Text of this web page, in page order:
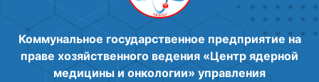
Коммунальное государственное предприятие на
праве хозяйственного ведения «Центр ядерной
медицины и онкологии» управления